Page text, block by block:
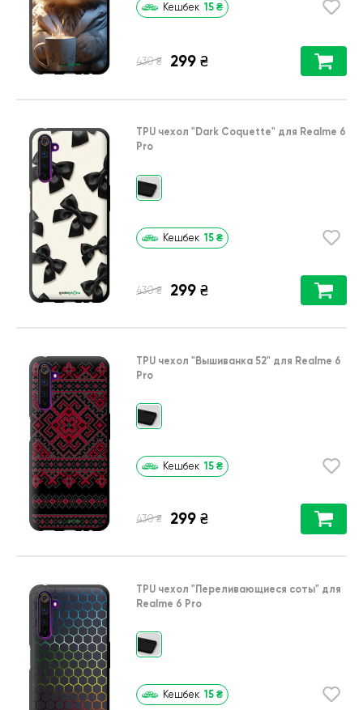
Кешбек 15 ₴
430 ₴ 299 ₴
TPU чехол "Dark Coquette" для Realme 6
Pro
Кешбек 15 ₴
430 ₴ 299 ₴
TPU чехол "Вышиванка 52" для Realme 6
Pro
Кешбек 15 ₴
430 ₴ 299 ₴
TPU чехол "Переливающиеся соты" для
Realme 6 Pro
Кешбек 15 ₴